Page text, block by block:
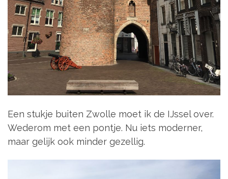
Een stukje buiten Zwolle moet ik de IJssel over.
Wederom met een pontje. Nu iets moderner,
maar gelijk ook minder gezellig.